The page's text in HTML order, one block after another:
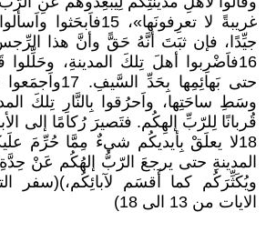
غريبةً لا تعرِفونَها»،
جيِّدًا، فإن ثبَتَ أنَّهُ حَقًّ وأنَّ هذا
16فاَضْرِبوا أهلَ تِلكَ المدينةِ،
حتى بَهائِمِها بِحَدِّ
وسَطِ ساحَتِها، واَحرُقوا بِالنَّارِ تِلكَ
قُربانًا لِلرّبِّ إلهِكُم. فتَصيرَ رُكامًا إلى
18لا يعلَقْ بِأيديكُم شيءٌ مِمَّا حُرِّمَ
المدينةِ حتى يرجعَ الرّبُّ إلهُكُم عَنْ
الايات من 13 الى 18)